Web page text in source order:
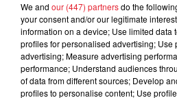
0:00
We and our (447) partnersdo the
your consent and/or our legitimate
information on a device; Use limited data
profiles for personalised advertising; Use
advertising; Measure advertising
performance; Understand audiences
of data from different sources; Develop
profiles to personalise content; Use